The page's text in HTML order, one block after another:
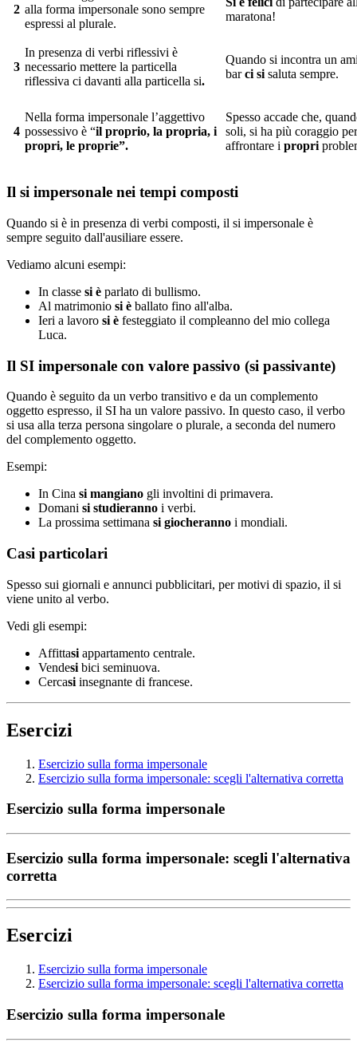
2 alla forma impersonale sono sempre
espressi al plurale.
maratona!
3
In presenza di verbi riflessivi è
necessario mettere la particella
riflessiva ci davanti alla particella si.
Quando si incontra un
barci sisaluta sempre.
4
Nella forma impersonale l’aggettivo
possessivo è “il proprio, la propria, i
propri, le proprie”.
Spesso accade che,
soli, si ha più coraggio per
affrontare i propri
Il si impersonale nei tempi composti
Quando si è in presenza di verbi composti, il si impersonale è
sempre seguito dall'ausiliare essere.
Vediamo alcuni esempi:
In classe si è parlato di bullismo.
Al matrimonio si è ballato fino all'alba.
Ieri a lavoro si è festeggiato il compleanno del mio collega
Luca.
Il SI impersonale con valore passivo (si passivante)
Quando è seguito da un verbo transitivo e da un complemento
oggetto espresso, il SI ha un valore passivo. In questo caso, il verbo
si usa alla terza persona singolare o plurale, a seconda del numero
del complemento oggetto.
Esempi:
In Cina si mangiano gli involtini di primavera.
Domani si studieranno i verbi.
La prossima settimana si giocheranno i mondiali.
Casi particolari
Spesso sui giornali e annunci pubblicitari, per motivi di spazio, il si
viene unito al verbo.
Vedi gli esempi:
Affittasi appartamento centrale.
Vendesi bici seminuova.
Cercasi insegnante di francese.
Esercizi
Esercizio sulla forma impersonale
Esercizio sulla forma impersonale: scegli l'alternativa corretta
Esercizio sulla forma impersonale
Esercizio sulla forma impersonale: scegli l'alternativa
corretta
Esercizi
Esercizio sulla forma impersonale
Esercizio sulla forma impersonale: scegli l'alternativa corretta
Esercizio sulla forma impersonale